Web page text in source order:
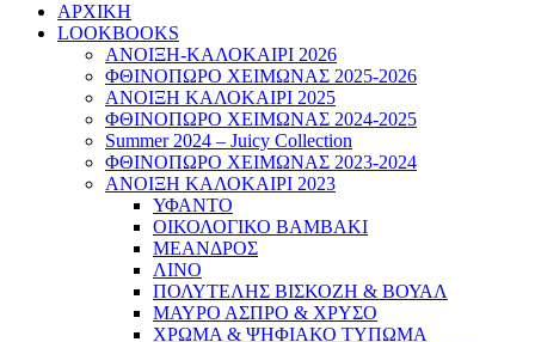
ΑΡΧΙΚΗ
LOOKBOOKS
ΑΝΟΙΞΗ-ΚΑΛΟΚΑΙΡΙ 2026
ΦΘΙΝΟΠΩΡΟ ΧΕΙΜΩΝΑΣ 2025-2026
ΑΝΟΙΞΗ ΚΑΛΟΚΑΙΡΙ 2025
ΦΘΙΝΟΠΩΡΟ ΧΕΙΜΩΝΑΣ 2024-2025
Summer 2024 – Juicy Collection
ΦΘΙΝΟΠΩΡΟ ΧΕΙΜΩΝΑΣ 2023-2024
ΑΝΟΙΞΗ ΚΑΛΟΚΑΙΡΙ 2023
ΥΦΑΝΤΟ
ΟΙΚΟΛΟΓΙΚΟ ΒΑΜΒΑΚΙ
ΜΕΑΝΔΡΟΣ
ΛΙΝΟ
ΠΟΛΥΤΕΛΗΣ ΒΙΣΚΟΖΗ & ΒΟΥΑΛ
ΜΑΥΡΟ ΑΣΠΡΟ & ΧΡΥΣΟ
ΧΡΩΜΑ & ΨΗΦΙΑΚΟ ΤΥΠΩΜΑ